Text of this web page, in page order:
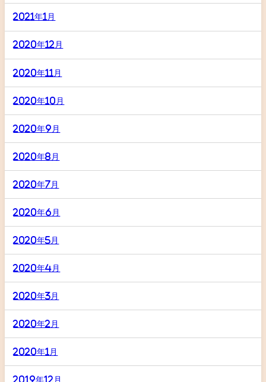
2021年1月
2020年12月
2020年11月
2020年10月
2020年9月
2020年8月
2020年7月
2020年6月
2020年5月
2020年4月
2020年3月
2020年2月
2020年1月
2019年12月